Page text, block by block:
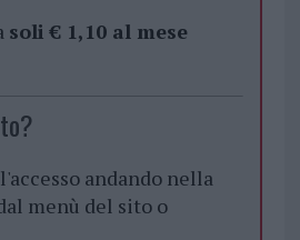
soli € 1,10 al mese
andando nella
menù del sito o